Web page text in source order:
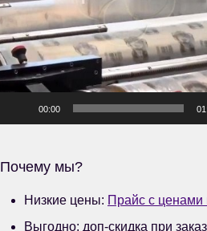
00:00
Почему мы?
Низкие цены: Прайс с ценами
Выгодно: доп-скидка при